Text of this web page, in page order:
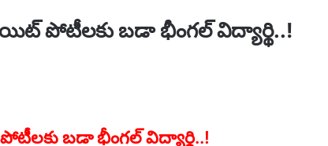
పోటీలకు బడా భీంగల్ విద్యార్థి..!
బడా భీంగల్ విద్యార్థి..!